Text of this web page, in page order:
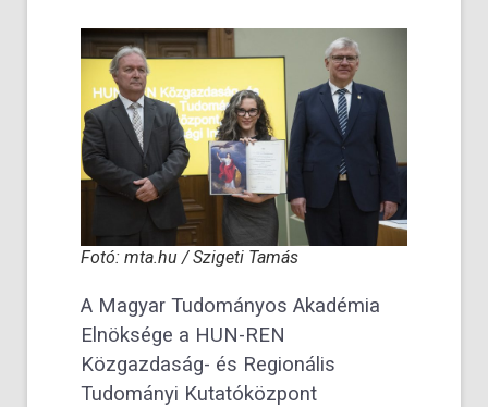
Fotó: mta.hu / Szigeti Tamás
A Magyar Tudományos Akadémia
Elnöksége a HUN-REN
Közgazdaság- és Regionális
Tudományi Kutatóközpont